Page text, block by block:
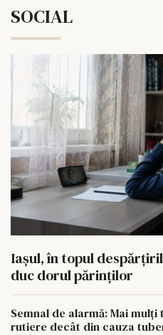
SOCIAL
Iașul, în topul
duc dorul părinților
Semnal de alarmă: Mai
rutiere decât din cauza